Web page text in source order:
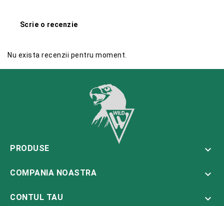
Scrie o recenzie
Nu exista recenzii pentru moment.
PRODUSE 
COMPANIA NOASTRA 
CONTUL TAU 